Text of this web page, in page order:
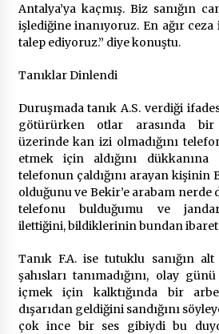
Antalya’ya kaçmış. Biz sanığın
işlediğine inanıyoruz. En ağır ceza
talep ediyoruz.” diye konuştu.
Tanıklar Dinlendi
Duruşmada tanık A.S. verdiği
götürürken otlar arasında
üzerinde kan izi olmadığını
etmek için aldığını dükkanına
telefonun çaldığını arayan kişinin
olduğunu ve Bekir’e arabam nerde
telefonu bulduğumu ve
ilettiğini, bildiklerinin bundan ibaret
Tanık F.A. ise tutuklu sanığın
şahısları tanımadığını, olay
içmek için kalktığında bir
dışarıdan geldiğini sandığını
çok ince bir ses gibiydi bu